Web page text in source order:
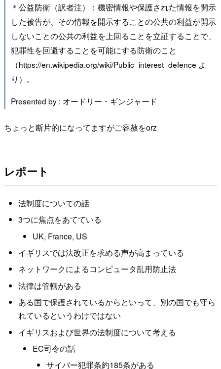
＊公益防衛（訳者注）：機密情報や保護された情報を開示
した被告が、その情報を開示することの公共の利益が開示
しないことの公共の利益を上回ることを立証することで、
犯罪性を回避することを可能にする防衛のこと
（https://en.wikipedia.org/wiki/Public_interest_defence よ
り）。
Presented by : オードリー・ギンジャード
ちょっと断片的になってますがご容赦をorz
レポート
法制度についての話
3つに焦点をあてている
UK, France, US
イギリスでは法改正を求める声が高まっている
ネットワークによるコンピュータ乱用防止法
法律は管轄がある
ある国で保護されているからといって、別の国でも守ら
れているというわけではない
イギリスおよび世界の法制度について考える
EC司令の話
サイバー犯罪条約185条がある